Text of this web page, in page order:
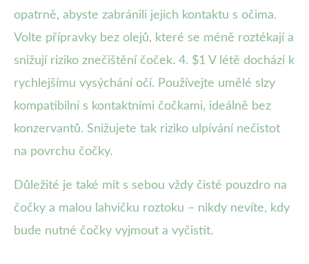
opatrně, abyste zabránili jejich kontaktu s očima.
Volte přípravky bez olejů, které se méně roztékají a
snižují riziko znečištění čoček. 4. $1 V létě dochází k
rychlejšímu vysýchání očí. Používejte umělé slzy
kompatibilní s kontaktními čočkami, ideálně bez
konzervantů. Snižujete tak riziko ulpívání nečistot
na povrchu čočky.
Důležité je také mít s sebou vždy čisté pouzdro na
čočky a malou lahvičku roztoku – nikdy nevíte, kdy
bude nutné čočky vyjmout a vyčistit.